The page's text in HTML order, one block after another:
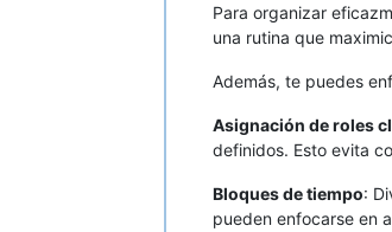
Para organizar
una rutina que
Además, te puedes
Asignación de roles
definidos. Esto evita
Bloques de tiempo:
pueden enfocarse en